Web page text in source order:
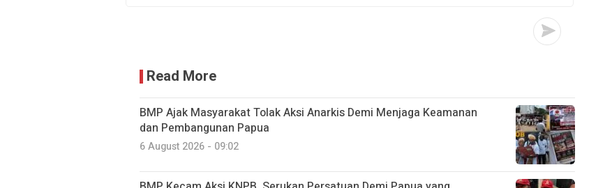
Read More
BMP Ajak Masyarakat Tolak Aksi Anarkis Demi Menjaga Keamanan
dan Pembangunan Papua
6 August 2026 - 09:02